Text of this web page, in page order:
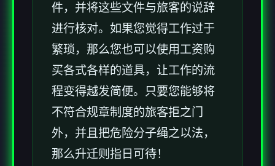
件，并将这些文件与旅客的说辞
进行核对。如果您觉得工作过于
繁琐，那么您也可以使用工资购
买各式各样的道具，让工作的流
程变得越发简便。只要您能够将
不符合规章制度的旅客拒之门
外，并且把危险分子绳之以法，
那么升迁则指日可待！